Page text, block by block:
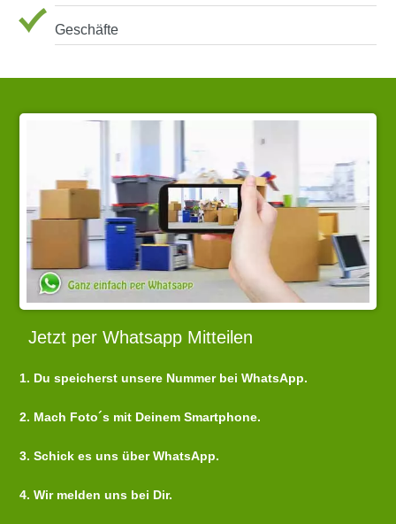
Geschäfte
Jetzt per Whatsapp Mitteilen
1. Du speicherst unsere Nummer bei WhatsApp.
2. Mach Foto´s mit Deinem Smartphone.
3. Schick es uns über WhatsApp.
4. Wir melden uns bei Dir.